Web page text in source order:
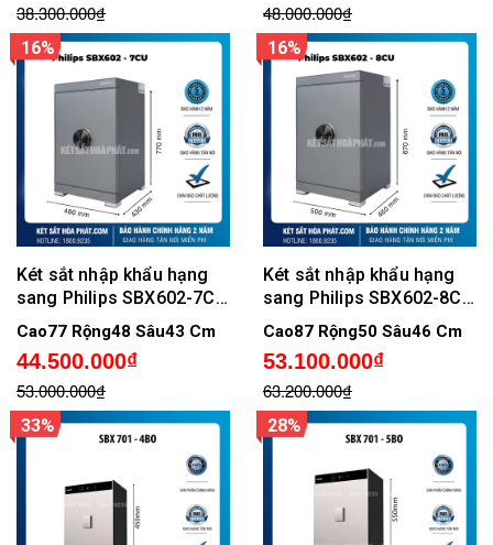
38.300.000₫ 48.000.000₫
16%
Két sắt nhập khẩu hạng
sang Philips SBX602-7CU
khóa vân tay điện tử,
Cảnh Báo App Tuya Smart
Cao77 Rộng48 Sâu43 Cm
44.500.000₫
53.000.000₫
16%
Két sắt nhập khẩu hạng
sang Philips SBX602-8CU
khóa vân tay điện tử,
Cảnh Báo App Tuya Smart
Cao87 Rộng50 Sâu46 Cm
53.100.000₫
63.200.000₫
33% 28%